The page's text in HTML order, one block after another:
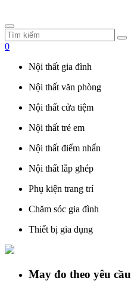
0
Nội thất gia đình
Nội thất văn phòng
Nội thất cửa tiệm
Nội thất trẻ em
Nội thất điểm nhấn
Nội thất lắp ghép
Phụ kiện trang trí
Chăm sóc gia đình
Thiết bị gia dụng
May đo theo yêu cầu